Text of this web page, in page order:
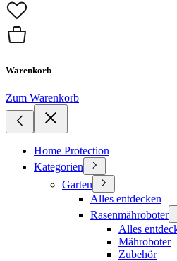
Warenkorb
Zum Warenkorb
Home Protection
Kategorien
Garten
Alles entdecken
Rasenmähroboter
Alles
Mähroboter
Zubehör